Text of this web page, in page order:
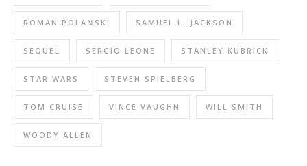
ROMAN POLAŃSKI SAMUEL L. JACKSON
SEQUEL SERGIO LEONE STANLEY KUBRICK
STAR WARS STEVEN SPIELBERG
TOM CRUISE VINCE VAUGHN WILL SMITH
WOODY ALLEN